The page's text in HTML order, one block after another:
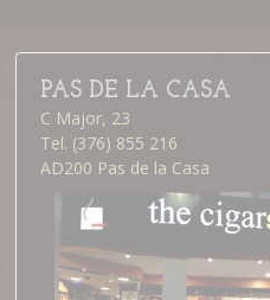
PAS DE LA CASA
C Major, 23
Tel. (376) 855 216
AD200 Pas de la Casa